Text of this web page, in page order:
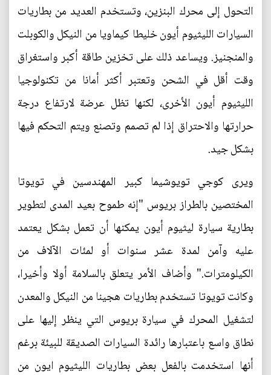
التحول إلى محرك البنزين، وتستخدم العديد من بطاريات
السيارات الليثيوم أيون خليطا كيماويا من النيكل والكوبلت
والمنجنيز. ويساعد ذلك على تخزين طاقة أكبر واستغراق
وقت أقل في الشحن وتعتبر أكثر أمانا من تكنولوجيا
الليثيوم أيون الأخرى، لكنها تظل عرضة لارتفاع درجة
حرارتها والاحتراق إذا لم تصمم وتصنع ويتم التحكم فيها
بشكل جيد.
ويرى كوجي تويوشيما كبير المهندسين في تويوتا
المختصين بالطراز بريوس "إنه طموح بعيد المدى لتطوير
بطارية سيارة ليثيوم أيون يمكنها أن تعمل بشكل يعتمد
عليه وآمن لمدة عشر سنوات أو لمئات الآلاف من
الكيلومترات." وأضاف الأمر يتعلق بالسلامة أولا وأخيرا،
وكانت تويوتا تستخدم بطاريات هجينا من النيكل والمعدن
لتشغيل المحرك في سيارة بريوس التي ينظر إليها على
نطاق واسع باعتبارها رائدة السيارات الصديقة للبيئة برغم
أنها استخدمت بالفعل بعض بطاريات الليثيوم ايون من